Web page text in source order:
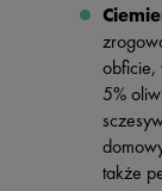
obficie,
5%
także